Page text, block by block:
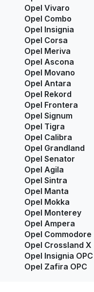
Opel Vivaro
Opel Combo
Opel Insignia
Opel Corsa
Opel Meriva
Opel Ascona
Opel Movano
Opel Antara
Opel Rekord
Opel Frontera
Opel Signum
Opel Tigra
Opel Calibra
Opel Grandland
Opel Senator
Opel Agila
Opel Sintra
Opel Manta
Opel Mokka
Opel Monterey
Opel Ampera
Opel Commodore
Opel Crossland X
Opel Insignia OPC
Opel Zafira OPC